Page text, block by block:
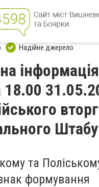
Надійне джерело
інформація
та
формування